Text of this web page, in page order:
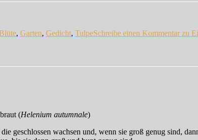
, Garten, Gedicht, TulpeSchreibe einen Kommentarzu
(Helenium autumnale)
geschlossen wachsen und, wenn sie groß genug sind,